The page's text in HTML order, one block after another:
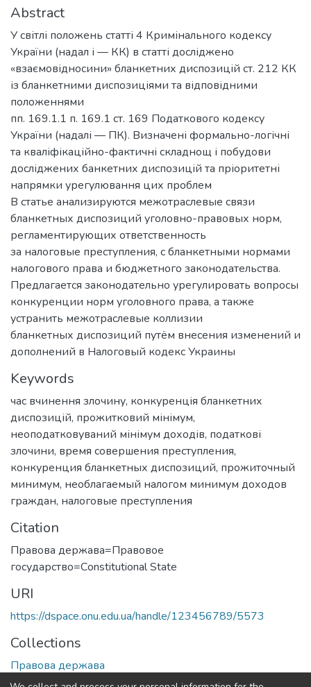
Abstract
У світлі положень статті 4 Кримінального кодексу
України (надал і — КК) в статті досліджено
«взаємовідносини» бланкетних диспозицій ст. 212 КК
із бланкетними диспозиціями та відповідними
положеннями
пп. 169.1.1 п. 169.1 ст. 169 Податкового кодексу
України (надалі — ПК). Визначені формально-логічні
та кваліфікаційно-фактичні складнощ і побудови
досліджених банкетних диспозицій та пріоритетні
напрямки урегулювання цих проблем
В статье анализируются межотраслевые связи
бланкетных диспозиций уголовно-правовых норм,
регламентирующих ответственность
за налоговые преступления, с бланкетными нормами
налогового права и бюджетного законодательства.
Предлагается законодательно урегулировать вопросы
конкуренции норм уголовного права, а также
устранить межотраслевые коллизии
бланкетных диспозиций путём внесения изменений и
дополнений в Налоговый кодекс Украины
Keywords
час вчинення злочину, конкуренція бланкетних
диспозицій, прожитковий мінімум,
неоподатковуваний мінімум доходів, податкові
злочини, время совершения преступления,
конкуренция бланкетных диспозиций, прожиточный
минимум, необлагаемый налогом минимум доходов
граждан, налоговые преступления
Citation
Правова держава=Правовое
государство=Сonstitutional State
URI
https://dspace.onu.edu.ua/handle/123456789/5573
Collections
Правова держава